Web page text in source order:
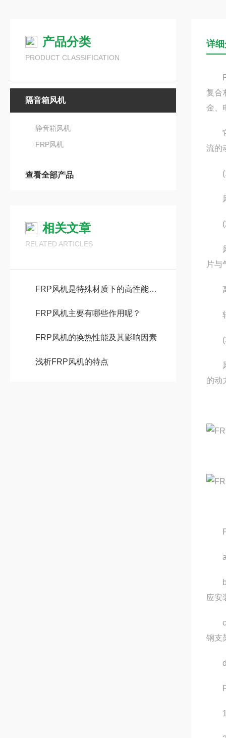
产品分类
PRODUCT CLASSIFICATION
隔音箱风机
静音箱风机
FRP风机
查看全部产品
相关文章
RELATED ARTICLES
FRP风机是特殊材质下的高性能风机
FRP风机主要有哪些作用呢？
FRP风机的换热性能及其影响因素
浅析FRP风机的特点
详
复合
金
它
流的
(1)
风
(2)
风
片与
离
轴
(3)
风
的动
a
应安
钢支
1